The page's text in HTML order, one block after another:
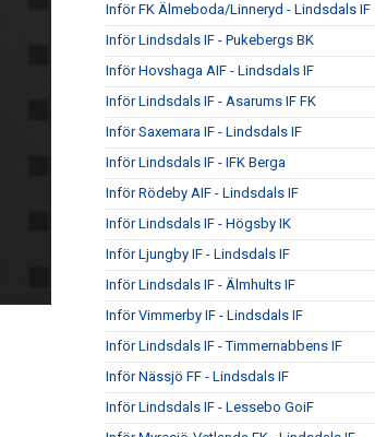
Inför FK Älmeboda/Linneryd - Lindsdals IF
Inför Lindsdals IF - Pukebergs BK
Inför Hovshaga AIF - Lindsdals IF
Inför Lindsdals IF - Asarums IF FK
Inför Saxemara IF - Lindsdals IF
Inför Lindsdals IF - IFK Berga
Inför Rödeby AIF - Lindsdals IF
Inför Lindsdals IF - Högsby IK
Inför Ljungby IF - Lindsdals IF
Inför Lindsdals IF - Älmhults IF
Inför Vimmerby IF - Lindsdals IF
Inför Lindsdals IF - Timmernabbens IF
Inför Nässjö FF - Lindsdals IF
Inför Lindsdals IF - Lessebo GoiF